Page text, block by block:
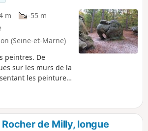
m
-55 m
(Seine-et-Marne)
peintres. De
sur les murs de la
les peintures
représentant
de Milly, longue